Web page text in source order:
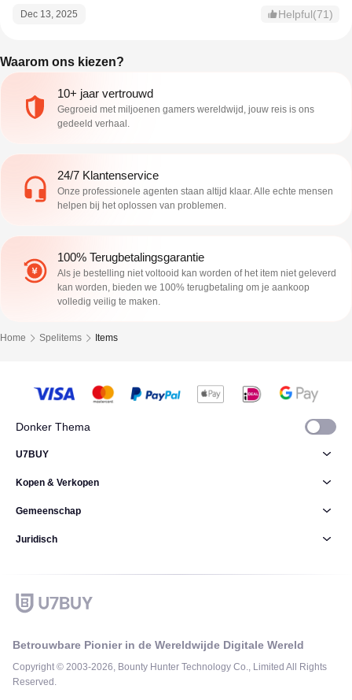
Dec 13, 2025 Helpful(71)
Waarom ons kiezen?
10+ jaar vertrouwd
Gegroeid met miljoenen gamers wereldwijd, jouw reis is ons
gedeeld verhaal.
24/7 Klantenservice
Onze professionele agenten staan altijd klaar. Alle echte mensen
helpen bij het oplossen van problemen.
100% Terugbetalingsgarantie
Als je bestelling niet voltooid kan worden of het item niet geleverd
kan worden, bieden we 100% terugbetaling om je aankoop
volledig veilig te maken.
Home Spelitems Items
Donker Thema
Betrouwbare Pionier in de Wereldwijde Digitale Wereld
Copyright © 2003-2026, Bounty Hunter Technology Co., Limited All Rights
Reserved.
U7BUY
Kopen & Verkopen
Gemeenschap
Juridisch